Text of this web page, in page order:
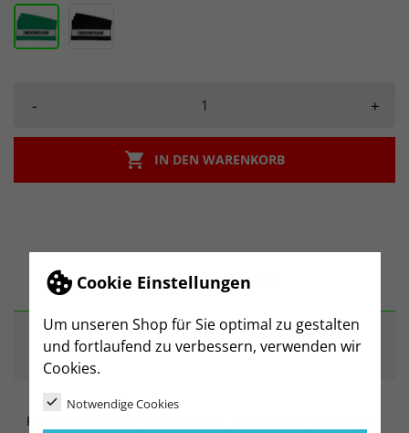
Cookie Einstellungen
Um unseren Shop für Sie optimal zu gestalten
und fortlaufend zu verbessern, verwenden wir
Cookies.
Notwendige Cookies
- +
 IN DEN WARENKORB
BESCHREIBUNG
ARTIKELDETAILS
Frottiertuch aus 94% Baumwolle, 6% Polyester (Bordüre)